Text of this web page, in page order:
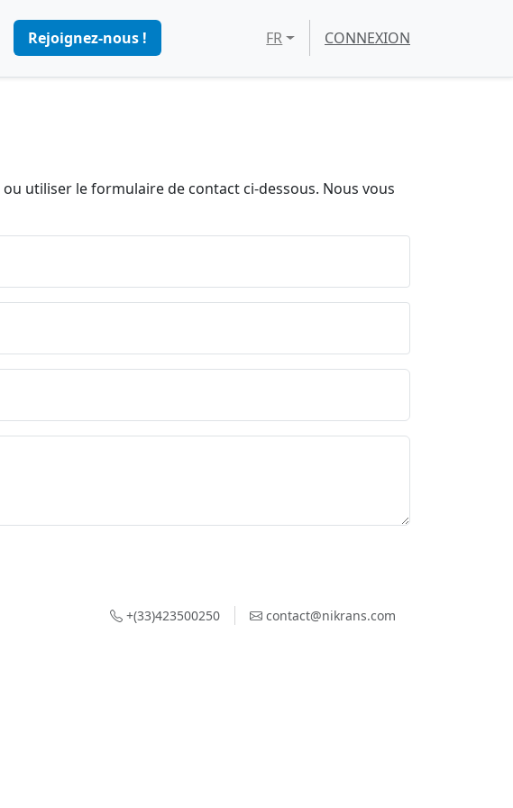
Rejoignez-nous ! FR CONNEXION
ou utiliser le formulaire de contact ci-dessous. Nous vous
+(33)423500250 contact@nikrans.com